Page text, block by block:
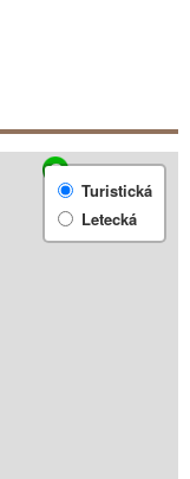
S
Turistická
Letecká